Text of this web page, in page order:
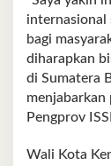
internasional
bagi
diharapkan
di Sumatera
menjabarkan
Pengprov
Wali Kota